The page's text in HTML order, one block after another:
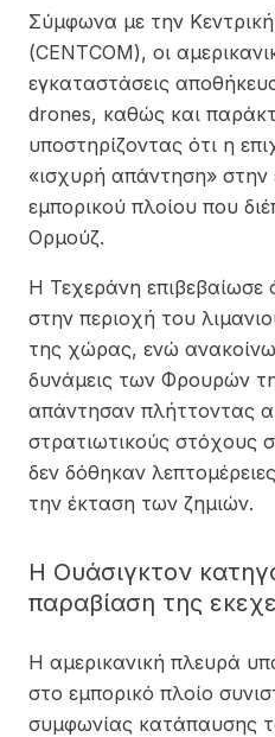
Σύμφωνα με την
(CENTCOM), οι
εγκαταστάσεις
drones, καθώς και
υποστηρίζοντας ότι η
«ισχυρή απάντηση» στην
εμπορικού πλοίου που
Ορμούζ.
Η Τεχεράνη επιβεβαίωσε
στην περιοχή του
της χώρας, ενώ
δυνάμεις των Φρουρών
απάντησαν πλήττοντας
στρατιωτικούς στόχους
δεν δόθηκαν
την έκταση των ζημιών.
Η Ουάσιγκτον
παραβίαση της
Η αμερικανική πλευρά
στο εμπορικό πλοίο
συμφωνίας κατάπαυσης